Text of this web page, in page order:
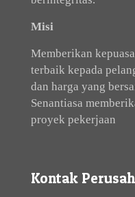
Misi
Memberikan
terbaik kepada
dan harga yang
Senantiasa
proyek pekerjaan
Kontak